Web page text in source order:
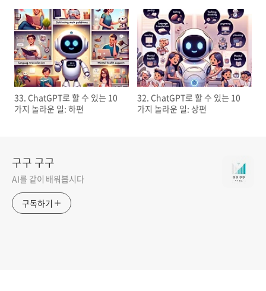
33. ChatGPT로 할 수 있는 10
가지 놀라운 일: 하편
32. ChatGPT로 할 수 있는 10
가지 놀라운 일: 상편
구구 구구
AI를 같이 배워봅시다
구독하기